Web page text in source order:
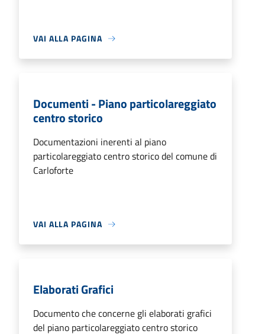
VAI ALLA PAGINA
Documenti - Piano particolareggiato
centro storico
Documentazioni inerenti al piano
particolareggiato centro storico del comune di
Carloforte
VAI ALLA PAGINA
Elaborati Grafici
Documento che concerne gli elaborati grafici
del piano particolareggiato centro storico